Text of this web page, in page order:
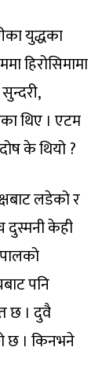
युद्धका
हिरोसिमामा
थिए । एटम
के थियो ?
लडेको र
दुस्मनी केही
पनि
छ । दुवै
छ । किनभने